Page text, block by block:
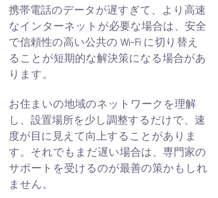
携帯電話のデータが遅すぎて、より高速
なインターネットが必要な場合は、安全
で信頼性の高い公共の Wi-Fi に切り替え
ることが短期的な解決策になる場合があ
ります。
お住まいの地域のネットワークを理解
し、設置場所を少し調整するだけで、速
度が目に見えて向上することがありま
す。それでもまだ遅い場合は、専門家の
サポートを受けるのが最善の策かもしれ
ません。